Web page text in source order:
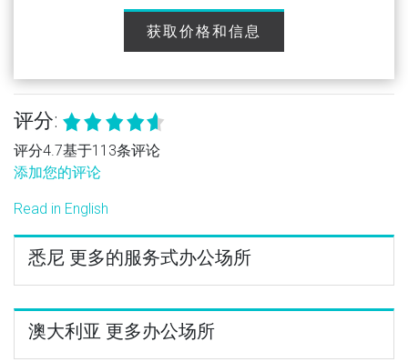
获取价格和信息
评分:
评分4.7基于113条评论
添加您的评论
Read in English
悉尼 更多的服务式办公场所
澳大利亚 更多办公场所